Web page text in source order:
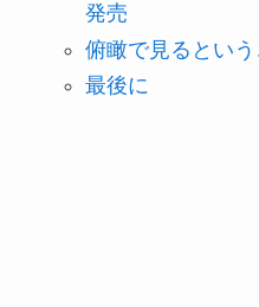
発売
俯瞰で見るという
最後に